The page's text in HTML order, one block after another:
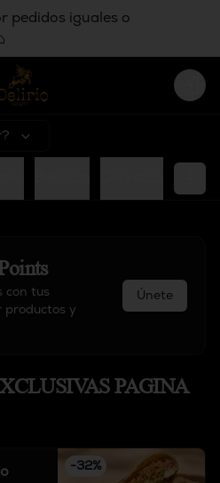
pedidos iguales o
con tus
productos y
Únete
PAGINA
-32%